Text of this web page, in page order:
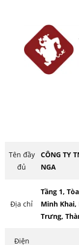
Tên đầy
đủ
CÔNG TY
NGA
Địa chỉ
Tầng 1,
Minh
Trưng,
Điện